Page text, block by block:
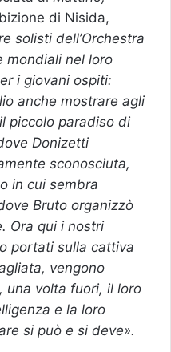
di Nisida,
solisti dell’Orchestra
mondiali nel loro
i giovani ospiti:
anche mostrare agli
piccolo paradiso di
Donizetti
sconosciuta,
in cui sembra
Bruto organizzò
Ora qui i nostri
portati sulla cattiva
vengono
una volta fuori, il loro
e la loro
si può e si deve».